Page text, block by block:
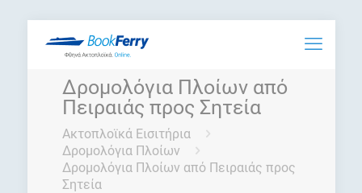
Δρομολόγια Πλοίων από
Πειραιάς προς Σητεία
Ακτοπλοϊκά Εισιτήρια
Δρομολόγια Πλοίων
Δρομολόγια Πλοίων από Πειραιάς προς
Σητεία